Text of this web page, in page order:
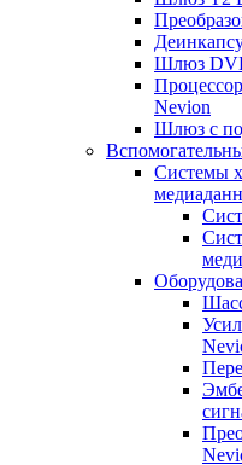
Шлюз
Nevion
Шлюз с
Системы